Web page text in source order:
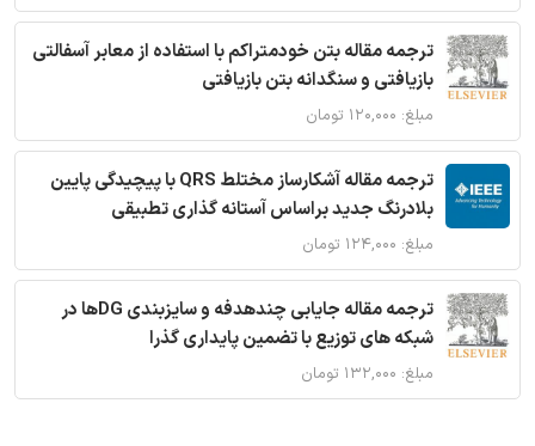
ترجمه مقاله بتن خودمتراکم با استفاده از معابر آسفالتی
بازیافتی و سنگدانه بتن بازیافتی
مبلغ: ۱۲۰,۰۰۰ تومان
ترجمه مقاله آشکارساز مختلط QRS با پیچیدگی پایین
بلادرنگ جدید براساس آستانه گذاری تطبیقی
مبلغ: ۱۲۴,۰۰۰ تومان
ترجمه مقاله جایابی چندهدفه و سایزبندی DGها در
شبکه های توزیع با تضمین پایداری گذرا
مبلغ: ۱۳۲,۰۰۰ تومان